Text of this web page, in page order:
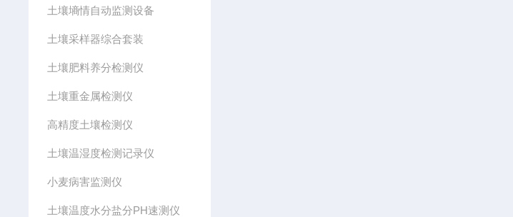
土壤墒情自动监测设备
土壤采样器综合套装
土壤肥料养分检测仪
土壤重金属检测仪
高精度土壤检测仪
土壤温湿度检测记录仪
小麦病害监测仪
土壤温度水分盐分PH速测仪